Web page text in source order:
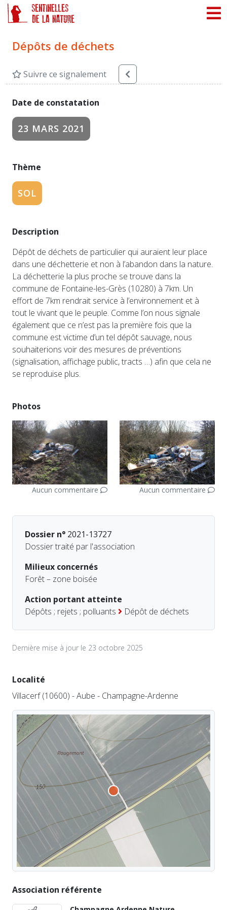
Dépôts de déchets
Suivre ce signalement
Date de constatation
23 MARS 2021
Thème
SOL
Description
Dépôt de déchets de particulier qui auraient leur place
dans une déchetterie et non à l’abandon dans la nature.
La déchetterie la plus proche se trouve dans la
commune de Fontaine-les-Grès (10280) à 7km. Un
effort de 7km rendrait service à l’environnement et à
tout le vivant que le peuple. Comme l’on nous signale
également que ce n’est pas la première fois que la
commune est victime d’un tel dépôt sauvage, nous
souhaiterions voir des mesures de préventions
(signalisation, affichage public, tracts …) afin que cela ne
se reproduise plus.
Photos
Aucun commentaire Aucun commentaire
Dossier n° 2021-13727
Dossier traité par l'association
Milieux concernés
Forêt – zone boisée
Action portant atteinte
Dépôts ; rejets ; polluants
Dépôt de déchets
Dernière mise à jour le 23 octobre 2025
Localité
Villacerf (10600) - Aube - Champagne-Ardenne
Association référente
Panneau de gestion des cookies